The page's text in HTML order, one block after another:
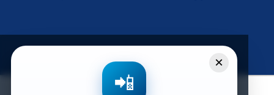
×
📲Condividi